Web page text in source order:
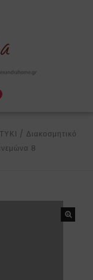
/ Διακοσμητικό
8